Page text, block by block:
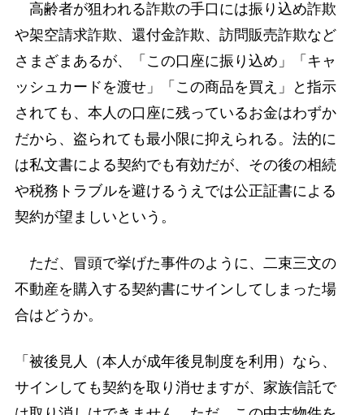
高齢者が狙われる詐欺の手口には振り込め詐欺
や架空請求詐欺、還付金詐欺、訪問販売詐欺など
さまざまあるが、「この口座に振り込め」「キャ
ッシュカードを渡せ」「この商品を買え」と指示
されても、本人の口座に残っているお金はわずか
だから、盗られても最小限に抑えられる。法的に
は私文書による契約でも有効だが、その後の相続
や税務トラブルを避けるうえでは公正証書による
契約が望ましいという。
ただ、冒頭で挙げた事件のように、二束三文の
不動産を購入する契約書にサインしてしまった場
合はどうか。
「被後見人（本人が成年後見制度を利用）なら、
サインしても契約を取り消せますが、家族信託で